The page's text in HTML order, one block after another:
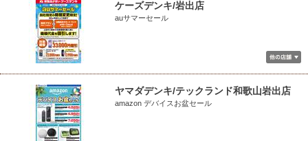
ケーズデンキ/岩出店
auサマーセール
ヤマダデンキ/テックランド和歌山岩出店
amazon デバイスお盆セール